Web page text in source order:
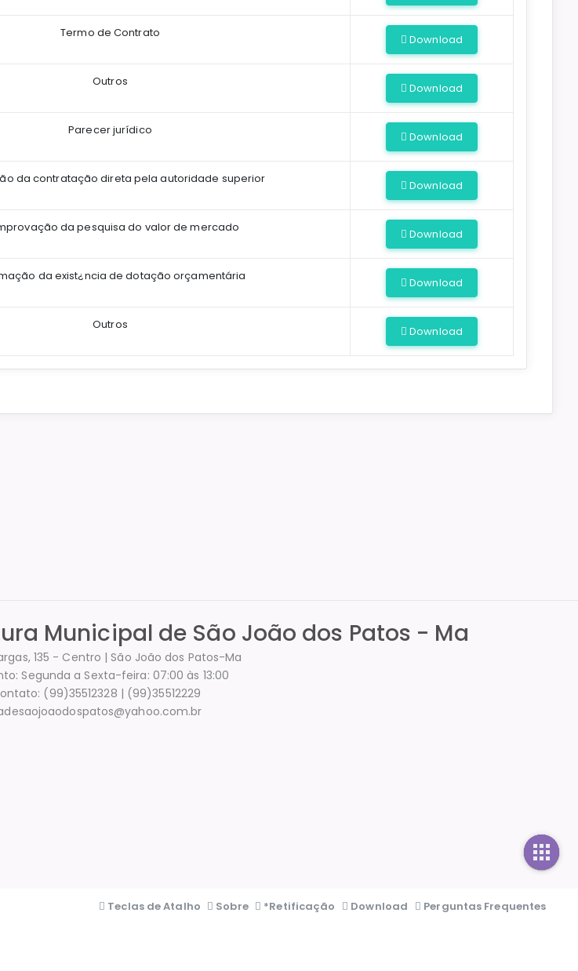
Termo de Contrato Download
Outros Download
Parecer jurídico Download
da contratação direta pela autoridade superior Download
da pesquisa do valor de mercado Download
da exist¿ncia de dotação orçamentária Download
Outros Download
Municipal de São João dos Patos - Ma
135 - Centro | São João dos Patos-Ma
Segunda a Sexta-feira: 07:00 às 13:00
(99)35512328 | (99)35512229
Teclas de Atalho Sobre *Retificação Download
Perguntas Frequentes